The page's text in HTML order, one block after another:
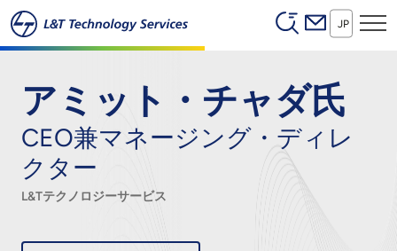
本文へスキップ Header
JP
アミット・チャダ氏
CEO兼マネージング・ディレ
クター
L&Tテクノロジーサービス